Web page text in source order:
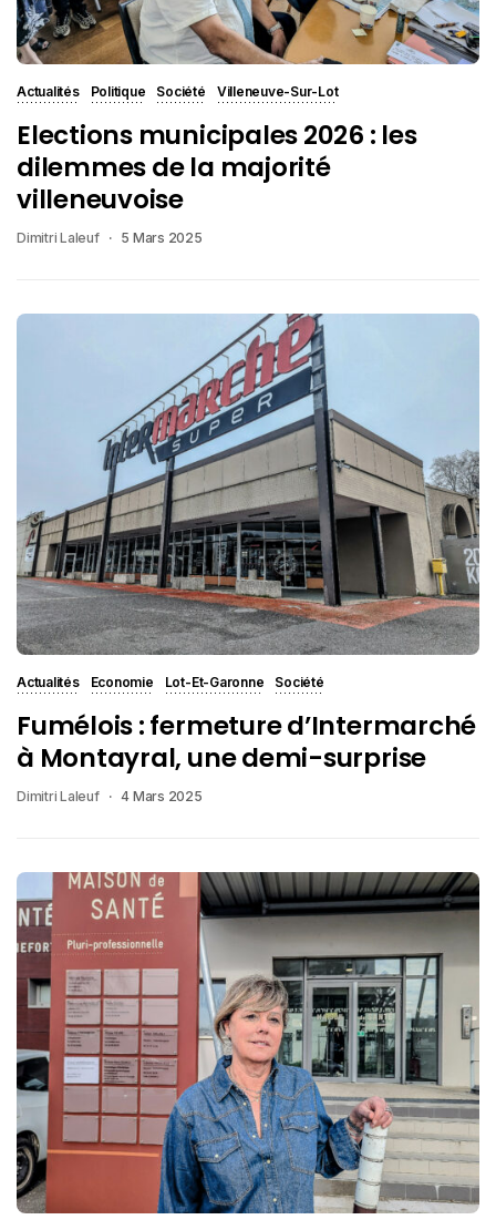
Actualités Politique Société Villeneuve-Sur-Lot
Elections municipales 2026 : les
dilemmes de la majorité
villeneuvoise
Dimitri Laleuf 5 Mars 2025
Actualités Economie Lot-Et-Garonne Société
Fumélois : fermeture d’Intermarché
à Montayral, une demi-surprise
Dimitri Laleuf 4 Mars 2025